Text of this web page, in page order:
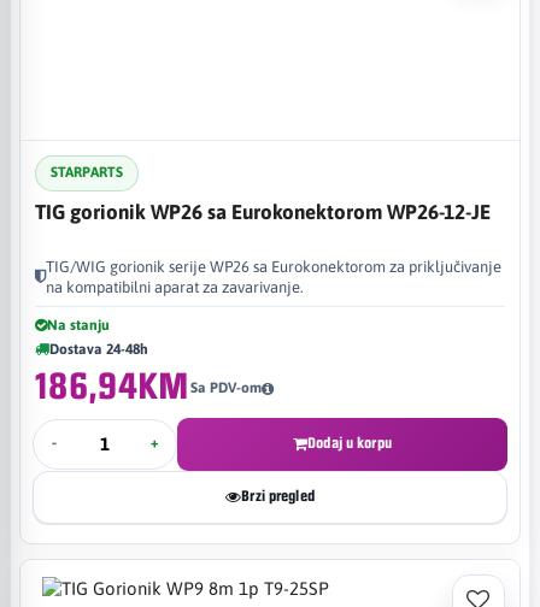
STARPARTS
TIG gorionik WP26 sa Eurokonektorom WP26-12-JE
TIG/WIG gorionik serije WP26 sa Eurokonektorom za priključivanje
na kompatibilni aparat za zavarivanje.
Na stanju
Dostava 24-48h
186,94KM Sa PDV-om
- + Dodaj u korpu
Brzi pregled